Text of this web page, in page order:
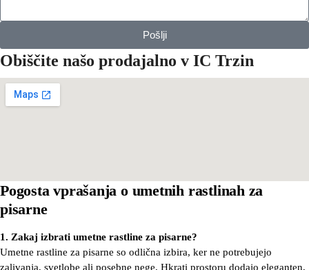
Pošlji
Obiščite našo prodajalno v IC Trzin
Pogosta vprašanja o umetnih rastlinah za
pisarne
1. Zakaj izbrati umetne rastline za pisarne?
Umetne rastline za pisarne so odlična izbira, ker ne potrebujejo
zalivanja, svetlobe ali posebne nege. Hkrati prostoru dodajo eleganten,